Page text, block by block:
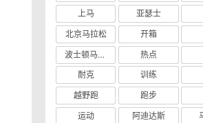
上马
亚瑟士
北京马拉松
开箱
波士顿马拉松
热点
耐克
训练
越野跑
跑步
运动
阿迪达斯